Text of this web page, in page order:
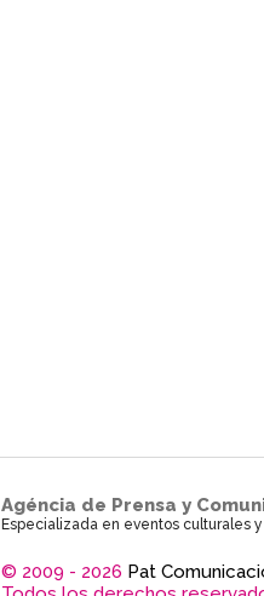
Agéncia de Prensa y
Especializada en eventos culturales
© 2009 - 2026 Pat